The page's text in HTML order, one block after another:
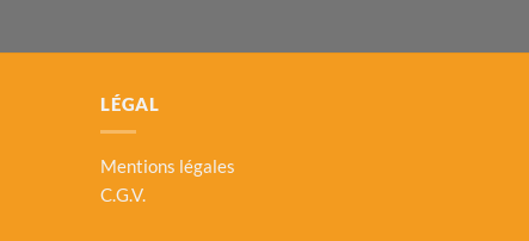
LÉGAL
Mentions légales
C.G.V.